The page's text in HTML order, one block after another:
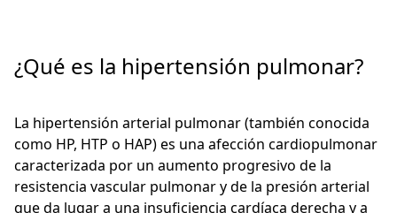
¿Qué es la hipertensión pulmonar?
La hipertensión arterial pulmonar (también conocida
como HP, HTP o HAP) es una afección cardiopulmonar
caracterizada por un aumento progresivo de la
resistencia vascular pulmonar y de la presión arterial
que da lugar a una insuficiencia cardíaca derecha y a